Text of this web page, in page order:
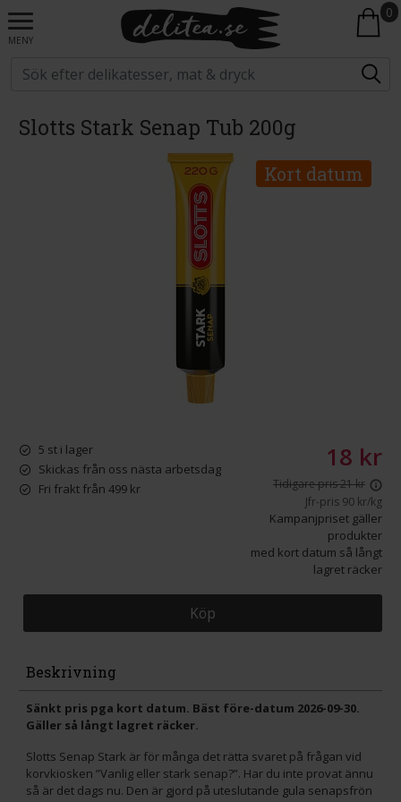
MENY
0
Slotts Stark Senap Tub 200g
Kort datum
5 st i lager
Skickas från oss nästa arbetsdag
Fri frakt från 499 kr
18 kr
Tidigare pris 21 kr
Jfr-pris90 kr/kg
Kampanjpriset gäller
produkter
med kort datum så långt
lagret räcker
Köp
Beskrivning
Sänkt pris pga kort datum. Bäst före-datum 2026-09-30.
Gäller så långt lagret räcker.
Slotts Senap Stark är för många det rätta svaret på frågan vid
korvkiosken ”Vanlig eller stark senap?”. Har du inte provat ännu
så är det dags nu. Den är gjord på uteslutande gula senapsfrön